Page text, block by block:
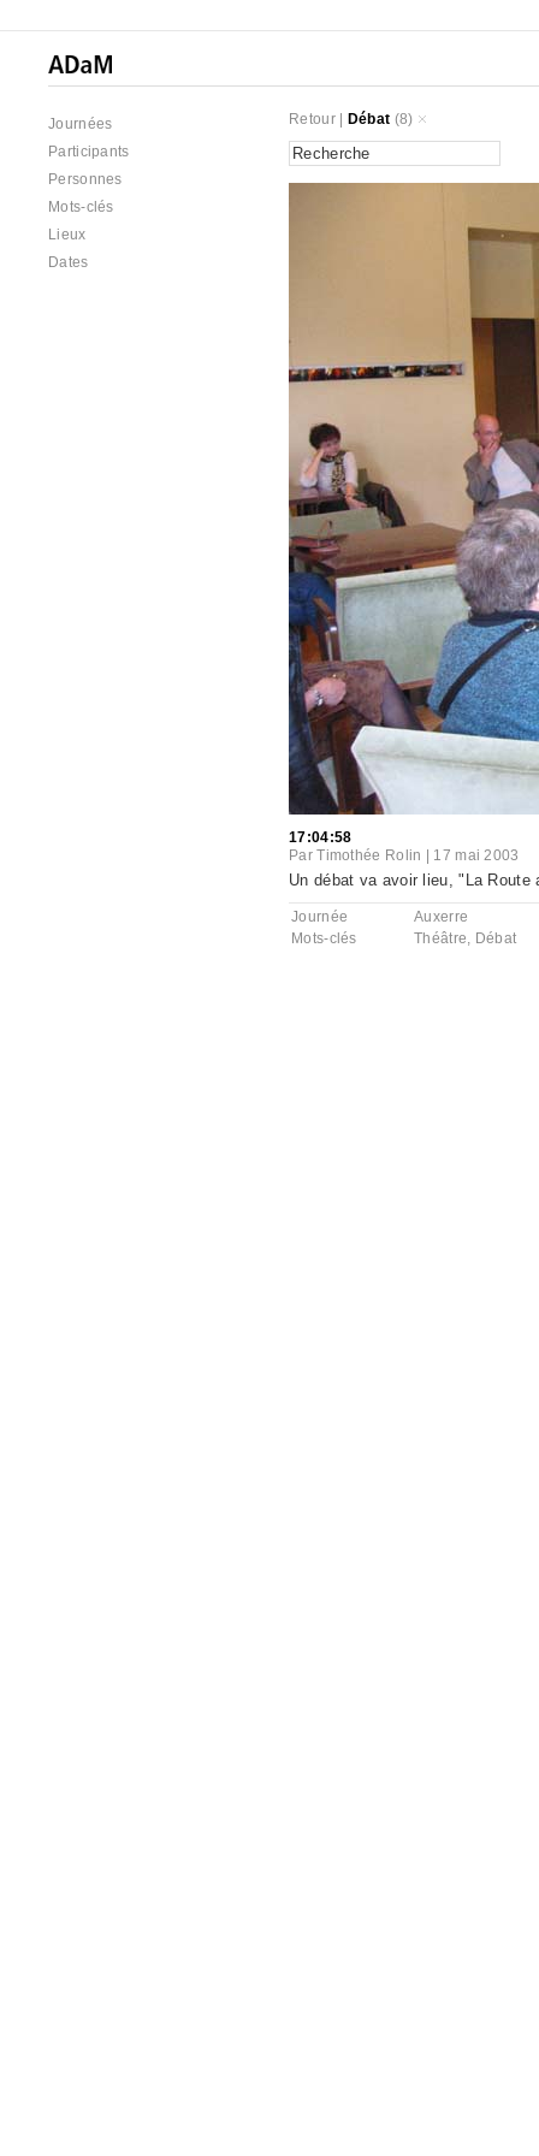
Journées
Participants
Personnes
Mots-clés
Lieux
Dates
Retour| Débat (8)
17:04:58
ParTimothée Rolin 17 mai 2003
Un débat va avoir lieu, "La
Journée
Auxerre
Mots-clés
Théâtre, Débat